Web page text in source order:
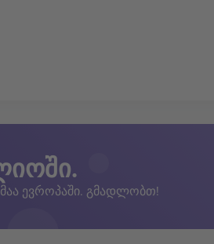
ევროპაში. გმადლობთ!